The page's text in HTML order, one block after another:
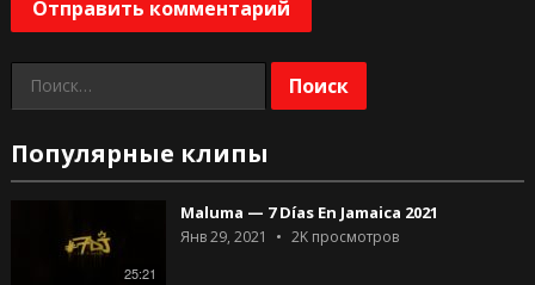
Найти:
Популярные клипы
25:21
Maluma — 7 Días En Jamaica 2021
Янв 29, 2021 2Kпросмотров